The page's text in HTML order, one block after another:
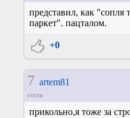
представил, как "сопля
паркет". пацталом.
+0
7 artem81
гость
прикольно,я тоже за